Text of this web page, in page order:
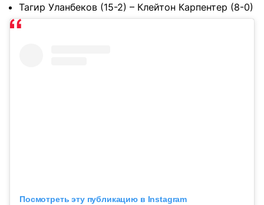
Тагир Уланбеков (15-2) – Клейтон Карпентер (8-0)
Посмотреть эту публикацию в Instagram